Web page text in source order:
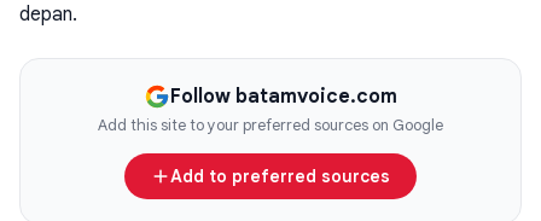
depan.
Follow batamvoice.com
Add this site to your preferred sources on Google
Add to preferred sources